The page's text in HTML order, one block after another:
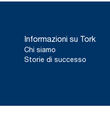
Informazioni su Tork
Chi siamo
Storie di successo